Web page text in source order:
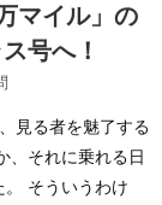
マイル」の
号へ！
見る者を魅了する
、それに乗れる日
そういうわけ